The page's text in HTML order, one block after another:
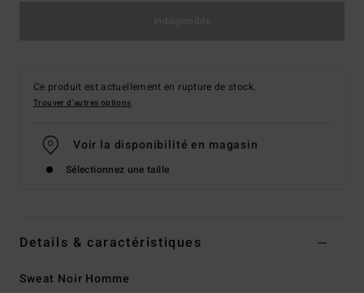
Ce produit est actuellement en rupture de stock.
Trouver d'autres options
Voir la disponibilité en magasin
Sélectionnez une taille
Details & caractéristiques
Sweat Noir Homme